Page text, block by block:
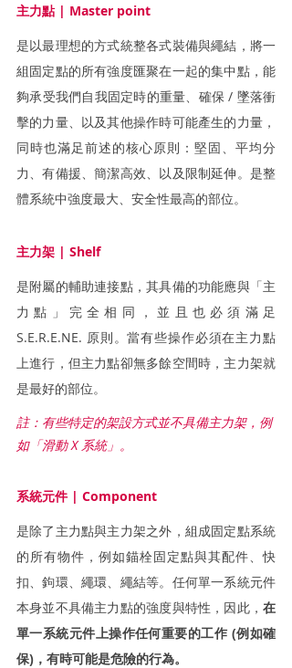
主力點 | Master point
是以最理想的方式統整各式裝備與繩結，將一
組固定點的所有強度匯聚在一起的集中點，能
夠承受我們自我固定時的重量、確保 / 墜落衝
擊的力量、以及其他操作時可能產生的力量，
同時也滿足前述的核心原則：堅固、平均分
力、有備援、簡潔高效、以及限制延伸。是整
體系統中強度最大、安全性最高的部位。
主力架 | Shelf
是附屬的輔助連接點，其具備的功能應與「主
力點」完全相同，並且也必須滿足
S.E.R.E.NE. 原則。當有些操作必須在主力點
上進行，但主力點卻無多餘空間時，主力架就
是最好的部位。
註：有些特定的架設方式並不具備主力架，例
如「滑動 X 系統」。
系統元件 | Component
是除了主力點與主力架之外，組成固定點系統
的所有物件，例如錨栓固定點與其配件、快
扣、鉤環、繩環、繩結等。任何單一系統元件
本身並不具備主力點的強度與特性，因此， 在
單一系統元件上操作任何重要的工作 (例如確
保)，有時可能是危險的行為。